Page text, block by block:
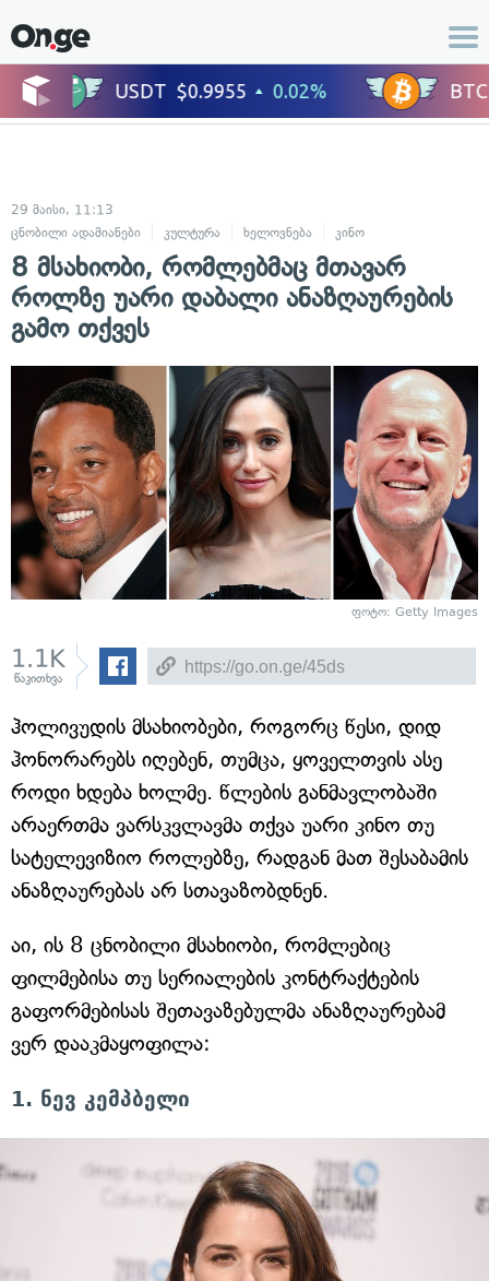
29 მაისი, 11:13
ცნობილი ადამიანები
კულტურა ხელოვნება კინო
8 მსახიობი, რომლებმაც მთავარ
როლზე უარი დაბალი ანაზღაურების
გამო თქვეს
ფოტო: Getty Images
1.1K
წაკითხვა
ჰოლივუდის მსახიობები, როგორც წესი, დიდ
ჰონორარებს იღებენ, თუმცა, ყოველთვის ასე
როდი ხდება ხოლმე. წლების განმავლობაში
არაერთმა ვარსკვლავმა თქვა უარი კინო თუ
სატელევიზიო როლებზე, რადგან მათ შესაბამის
ანაზღაურებას არ სთავაზობდნენ.
აი, ის 8 ცნობილი მსახიობი, რომლებიც
ფილმებისა თუ სერიალების კონტრაქტების
გაფორმებისას შეთავაზებულმა ანაზღაურებამ
ვერ დააკმაყოფილა:
1. ნევ კემპბელი